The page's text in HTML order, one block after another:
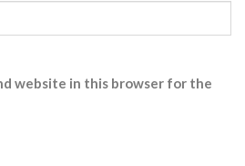
website in this browser for the